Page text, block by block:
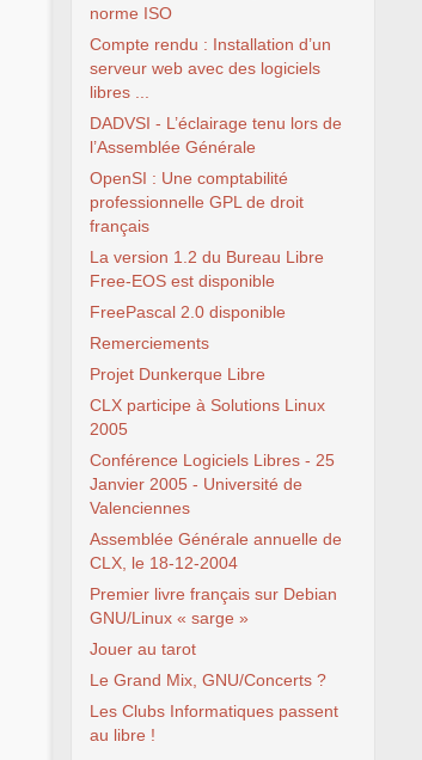
norme ISO
Compte rendu : Installation d’un
serveur web avec des logiciels
libres ...
DADVSI - L’éclairage tenu lors de
l’Assemblée Générale
OpenSI : Une comptabilité
professionnelle GPL de droit
français
La version 1.2 du Bureau Libre
Free-EOS est disponible
FreePascal 2.0 disponible
Remerciements
Projet Dunkerque Libre
CLX participe à Solutions Linux
2005
Conférence Logiciels Libres - 25
Janvier 2005 - Université de
Valenciennes
Assemblée Générale annuelle de
CLX, le 18-12-2004
Premier livre français sur Debian
GNU/Linux « sarge »
Jouer au tarot
Le Grand Mix, GNU/Concerts ?
Les Clubs Informatiques passent
au libre !